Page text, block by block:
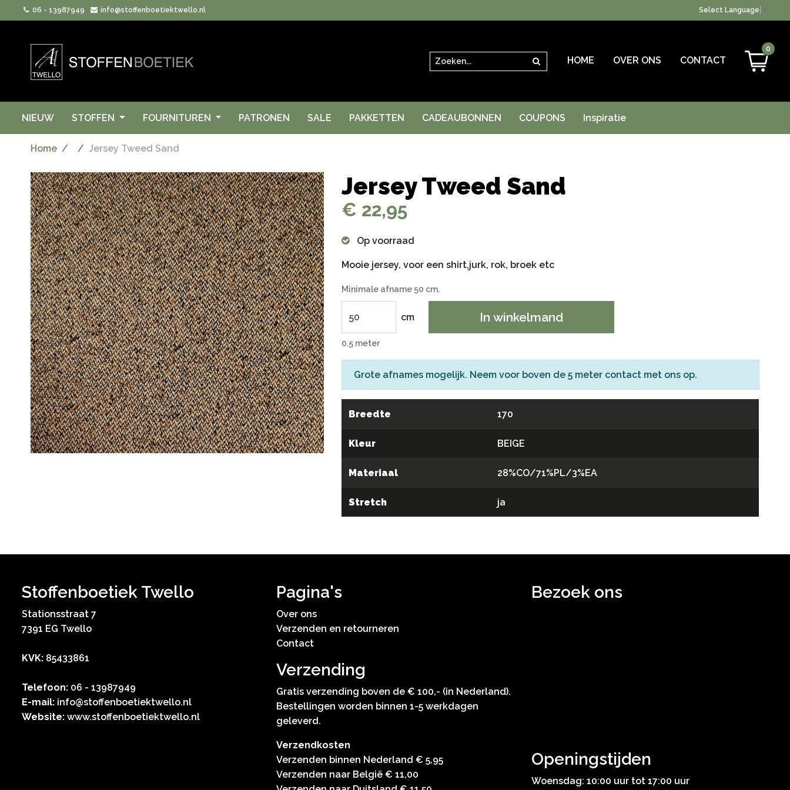
06 - 13987949 info@stoffenboetiektwello.nl Select Language
Zoeken Zoeken HOME OVER ONS CONTACT
0
NIEUW STOFFEN FOURNITUREN PATRONEN SALE PAKKETTEN CADEAUBONNEN COUPONS Inspiratie
Home Jersey Tweed Sand
Jersey Tweed Sand
€ 22,95
Op voorraad
Mooie jersey, voor een shirt,jurk, rok, broek etc
Minimale afname 50 cm.
cm In winkelmand
0.5 meter
Grote afnames mogelijk. Neem voor boven de 5 meter contact met ons op.
Breedte 170
Kleur BEIGE
Materiaal 28%CO/71%PL/3%EA
Stretch ja
Stoffenboetiek Twello
Stationsstraat 7
7391 EG Twello
KVK: 85433861
Telefoon: 06 - 13987949
E-mail: info@stoffenboetiektwello.nl
Website: www.stoffenboetiektwello.nl
Pagina's
Over ons
Verzenden en retourneren
Contact
Verzending
Gratis verzending boven de € 100,- (in Nederland).
Bestellingen worden binnen 1-5 werkdagen
geleverd.
Verzendkosten
Verzenden binnen Nederland € 5,95
Verzenden naar België € 11,00
Bezoek ons
Openingstijden
Woensdag: 10:00 uur tot 17:00 uur